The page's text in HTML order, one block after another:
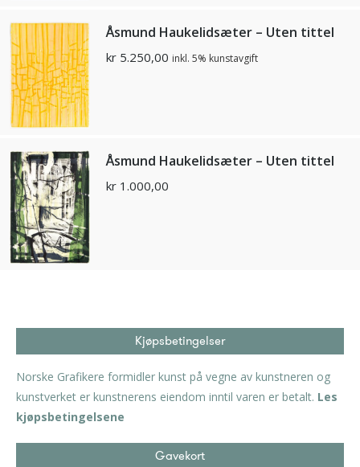
Åsmund Haukelidsæter – Uten tittel
kr 5.250,00 inkl. 5% kunstavgift
Åsmund Haukelidsæter – Uten tittel
kr 1.000,00
Kjøpsbetingelser
Norske Grafikere formidler kunst på vegne av kunstneren og
kunstverket er kunstnerens eiendom inntil varen er betalt. Les
kjøpsbetingelsene
Gavekort